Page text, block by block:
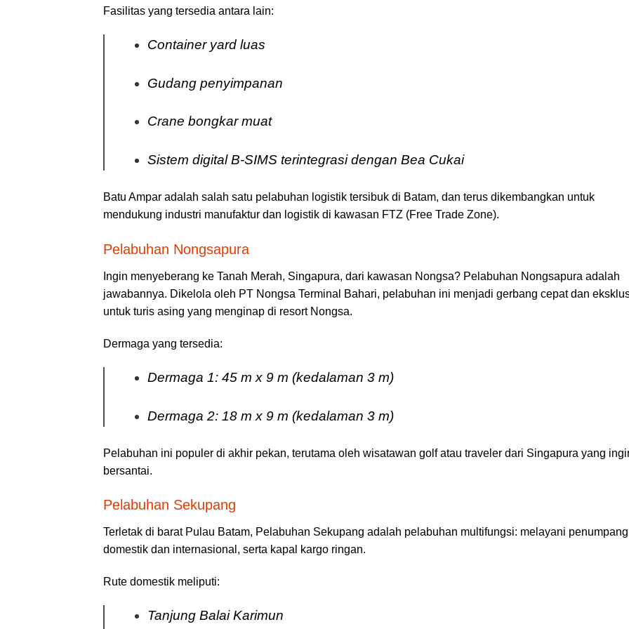
Fasilitas yang tersedia antara lain:
Container yard luas
Gudang penyimpanan
Crane bongkar muat
Sistem digital B-SIMS terintegrasi dengan Bea Cukai
Batu Ampar adalah salah satu pelabuhan logistik tersibuk di Batam, dan terus dikembangkan untuk
mendukung industri manufaktur dan logistik di kawasan FTZ (Free Trade Zone).
Pelabuhan Nongsapura
Ingin menyeberang ke Tanah Merah, Singapura, dari kawasan Nongsa? Pelabuhan Nongsapura adalah
jawabannya. Dikelola oleh PT Nongsa Terminal Bahari, pelabuhan ini menjadi gerbang cepat dan
untuk turis asing yang menginap di resort Nongsa.
Dermaga yang tersedia:
Dermaga 1: 45 m x 9 m (kedalaman 3 m)
Dermaga 2: 18 m x 9 m (kedalaman 3 m)
Pelabuhan ini populer di akhir pekan, terutama oleh wisatawan golf atau traveler dari Singapura yang
bersantai.
Pelabuhan Sekupang
Terletak di barat Pulau Batam, Pelabuhan Sekupang adalah pelabuhan multifungsi: melayani penumpang
domestik dan internasional, serta kapal kargo ringan.
Rute domestik meliputi:
Tanjung Balai Karimun